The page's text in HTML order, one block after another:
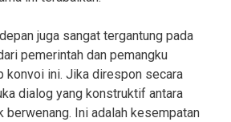
juga sangat tergantung pada
pemerintah dan pemangku
konvoi ini. Jika direspon secara
dialog yang konstruktif antara
berwenang. Ini adalah kesempatan